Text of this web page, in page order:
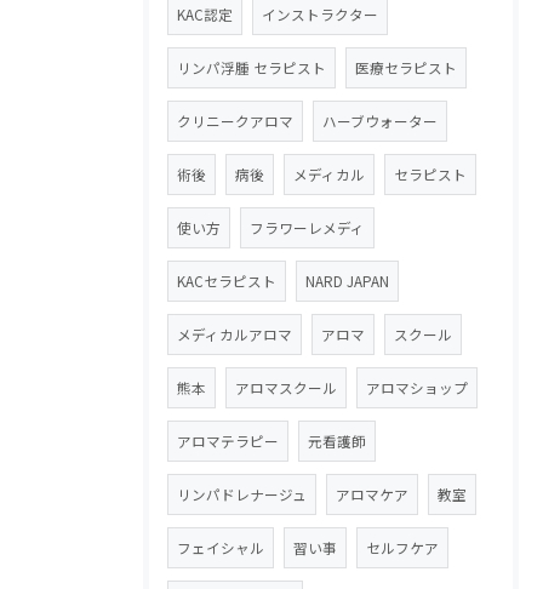
KAC認定 インストラクター
リンパ浮腫 セラピスト 医療セラピスト
クリニークアロマ ハーブウォーター
術後 病後 メディカル セラピスト
使い方 フラワーレメディ
KACセラピスト NARD JAPAN
メディカルアロマ アロマ スクール
熊本 アロマスクール アロマショップ
アロマテラピー 元看護師
リンパドレナージュ アロマケア 教室
フェイシャル 習い事 セルフケア